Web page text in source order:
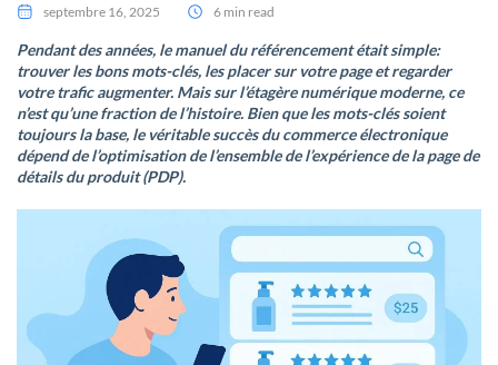
septembre 16, 2025 6 min read
Pendant des années, le manuel du référencement était simple:
trouver les bons mots-clés, les placer sur votre page et regarder
votre trafic augmenter. Mais sur l’étagère numérique moderne, ce
n’est qu’une fraction de l’histoire. Bien que les mots-clés soient
toujours la base, le véritable succès du commerce électronique
dépend de l’optimisation de l’ensemble de l’expérience de la page de
détails du produit (PDP).